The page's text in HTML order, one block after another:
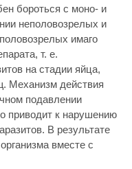
бороться с моно- и
неполовозрелых и
имаго
т. е.
на стадии яйца,
Механизм действия
подавлении
приводит к нарушению
В результате
вместе с